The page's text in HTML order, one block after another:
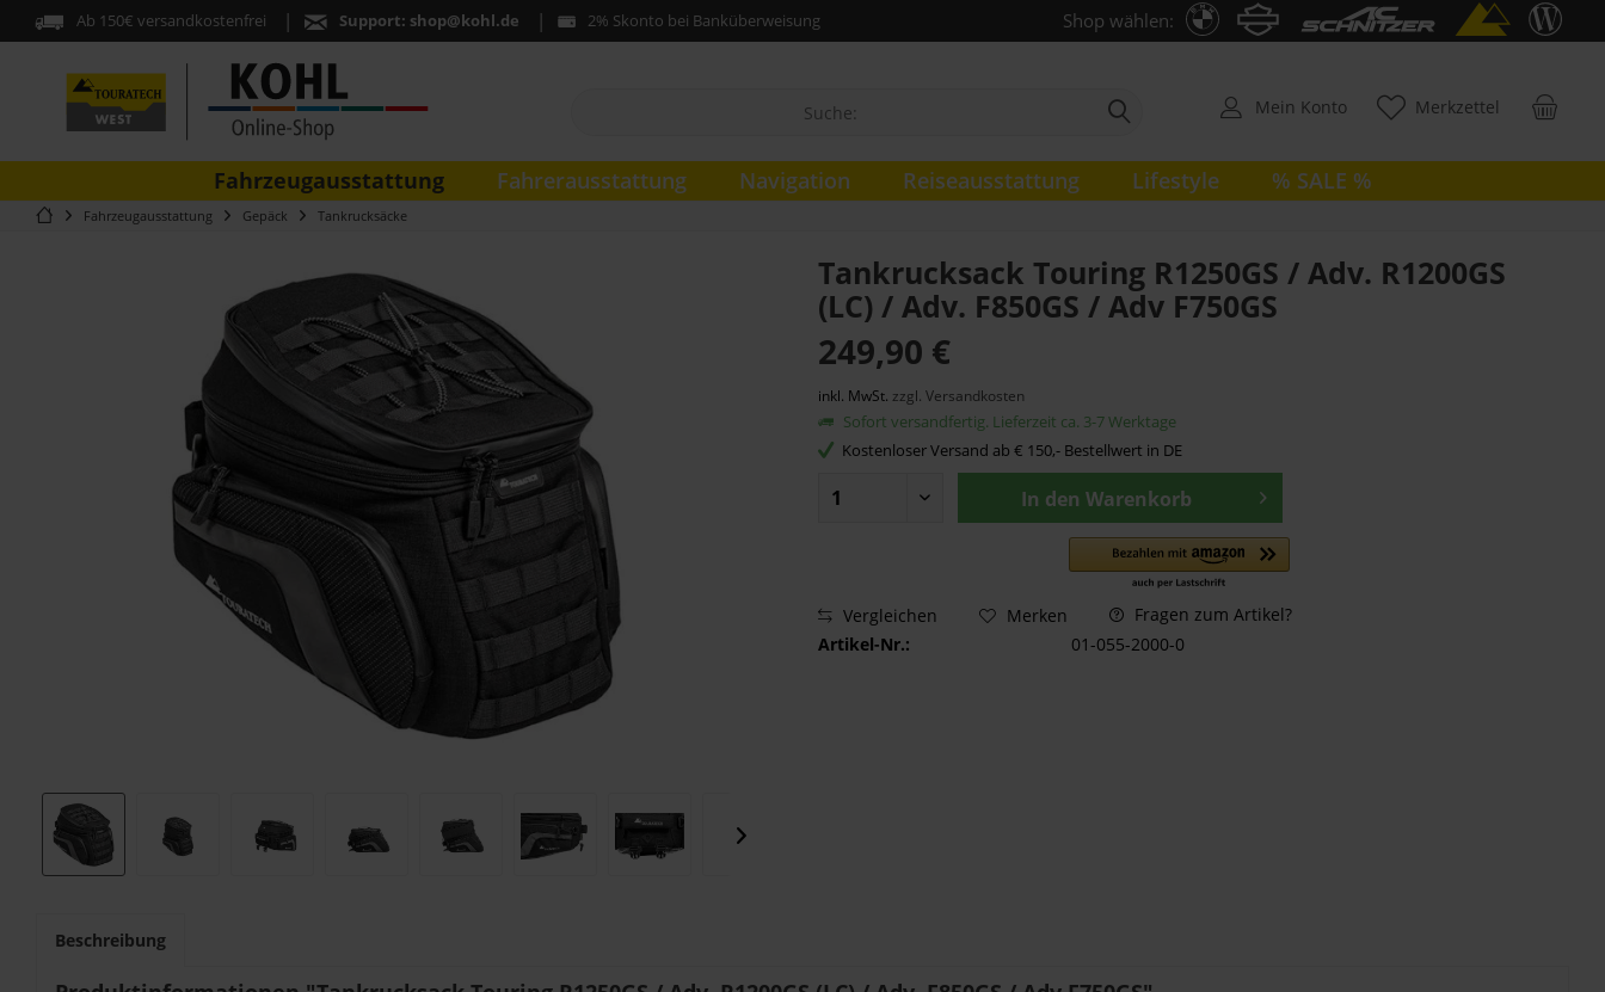
Ab 150€ versandkostenfrei Support: shop@kohl.de 2% Skonto bei Banküberweisung Shop wählen:
Merkzettel
Mein Konto
Fahrzeugausstattung Fahrerausstattung Navigation Reiseausstattung Lifestyle % SALE %
Fahrzeugausstattung Gepäck Tankrucksäcke
Tankrucksack Touring R1250GS / Adv. R1200GS
(LC) / Adv. F850GS / Adv F750GS
249,90 €
inkl. MwSt. zzgl. Versandkosten
Sofort versandfertig. Lieferzeit ca. 3-7 Werktage
Kostenloser Versand ab € 150,- Bestellwert in DE
In den Warenkorb
Vergleichen Merken
Fragen zum Artikel?
Artikel-Nr.:
01-055-2000-0
Beschreibung